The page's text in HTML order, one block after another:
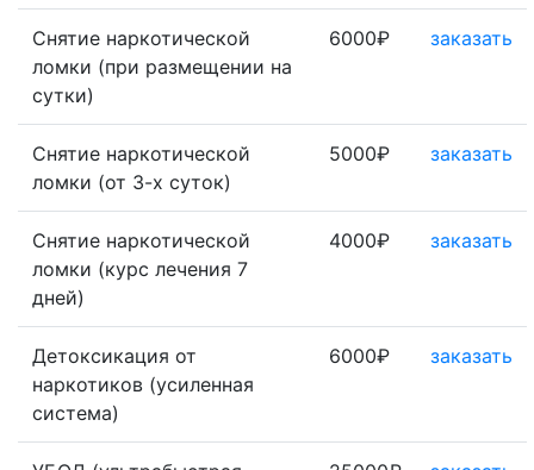
Снятие наркотической
ломки (при размещении на
сутки)
6000₽ заказать
Снятие наркотической
ломки (от 3-х суток)
5000₽ заказать
Снятие наркотической
ломки (курс лечения 7
дней)
4000₽ заказать
Детоксикация от
наркотиков (усиленная
система)
6000₽ заказать